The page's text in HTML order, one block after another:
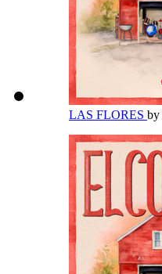
LAS FLORES by